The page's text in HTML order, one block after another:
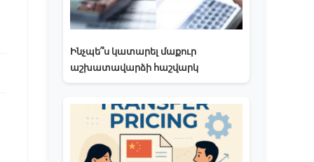
Ինչպե՞ս կատարել մաքուր
աշխատավարձի հաշվարկ